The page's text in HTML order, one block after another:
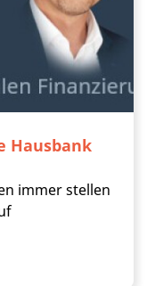
Hausbank
immer stellen